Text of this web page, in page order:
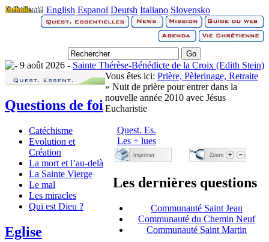
English Espanol Deutsh Italiano Slovensko
9 août 2026 - Sainte Thérèse-Bénédicte de la Croix (Edith Stein)
Questions de foi
Catéchisme
Evolution et
Création
La mort et l’au-delà
La Sainte Vierge
Le mal
Les miracles
Qui est Dieu ?
Eglise
Vous êtes ici: Prière, Pèlerinage, Retraite
» Nuit de prière pour entrer dans la
nouvelle année 2010 avec Jésus
Eucharistie
Quest. Es.
Les + lues
Les dernières questions
Communauté Saint Jean
Communauté du Chemin Neuf
Communauté Saint Martin